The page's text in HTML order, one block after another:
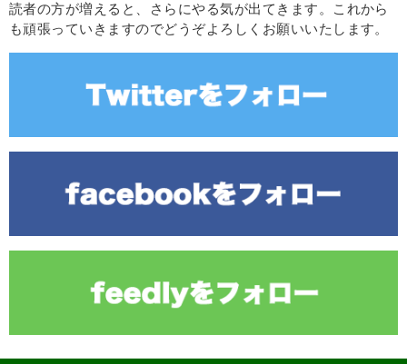
読者の方が増えると、さらにやる気が出てきます。これから
も頑張っていきますのでどうぞよろしくお願いいたします。